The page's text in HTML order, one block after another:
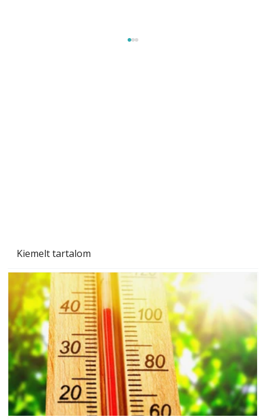
Kiemelt tartalom